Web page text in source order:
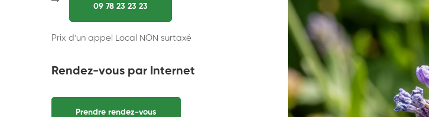
09 78 23 23 23
Prix d'un appel Local NON surtaxé
Rendez-vous par Internet
Prendre rendez-vous